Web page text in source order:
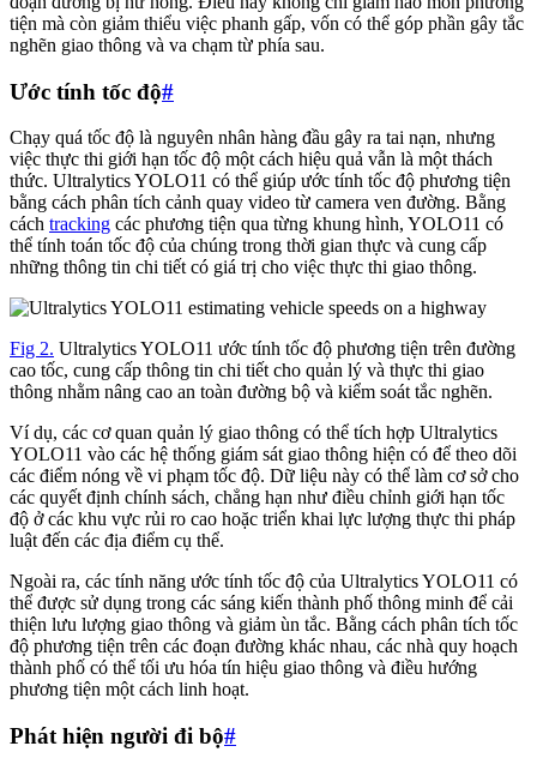
tiện mà còn giảm thiểu việc phanh gấp, vốn có thể góp phần gây tắc
nghẽn giao thông và va chạm từ phía sau.
Ước tính tốc độ#
Chạy quá tốc độ là nguyên nhân hàng đầu gây ra tai nạn, nhưng
việc thực thi giới hạn tốc độ một cách hiệu quả vẫn là một thách
thức. Ultralytics YOLO11 có thể giúp ước tính tốc độ phương tiện
bằng cách phân tích cảnh quay video từ camera ven đường. Bằng
cách tracking các phương tiện qua từng khung hình, YOLO11 có
thể tính toán tốc độ của chúng trong thời gian thực và cung cấp
những thông tin chi tiết có giá trị cho việc thực thi giao thông.
Fig 2. Ultralytics YOLO11 ước tính tốc độ phương tiện trên đường
cao tốc, cung cấp thông tin chi tiết cho quản lý và thực thi giao
thông nhằm nâng cao an toàn đường bộ và kiểm soát tắc nghẽn.
Ví dụ, các cơ quan quản lý giao thông có thể tích hợp Ultralytics
YOLO11 vào các hệ thống giám sát giao thông hiện có để theo dõi
các điểm nóng về vi phạm tốc độ. Dữ liệu này có thể làm cơ sở cho
các quyết định chính sách, chẳng hạn như điều chỉnh giới hạn tốc
độ ở các khu vực rủi ro cao hoặc triển khai lực lượng thực thi pháp
luật đến các địa điểm cụ thể.
Ngoài ra, các tính năng ước tính tốc độ của Ultralytics YOLO11 có
thể được sử dụng trong các sáng kiến thành phố thông minh để cải
thiện lưu lượng giao thông và giảm ùn tắc. Bằng cách phân tích tốc
độ phương tiện trên các đoạn đường khác nhau, các nhà quy hoạch
thành phố có thể tối ưu hóa tín hiệu giao thông và điều hướng
phương tiện một cách linh hoạt.
Phát hiện người đi bộ#